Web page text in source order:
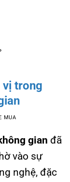
vị trong
MUA
gian đã
vào sự
nghệ, đặc